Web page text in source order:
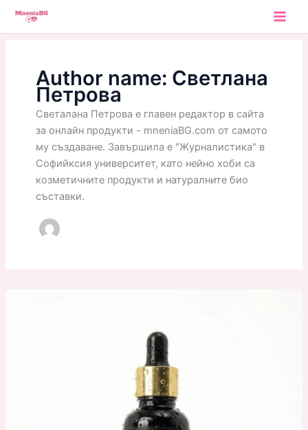
Skip
Author name: Светлана
Петрова
Светалана Петрова е главен редактор в сайта
за онлайн продукти - mneniaBG.com от самото
му създаване. Завършила е "Журналистика" в
Софийксия университет, като нейно хоби са
козметичните продукти и натуралните био
съставки.